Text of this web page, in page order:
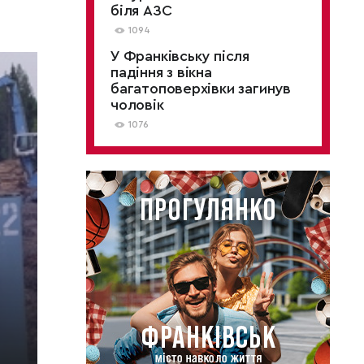
біля АЗС
1094
У Франківську після
падіння з вікна
багатоповерхівки загинув
чоловік
1076